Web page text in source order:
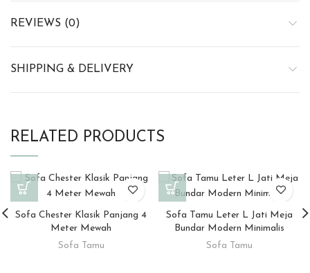
REVIEWS (0)
SHIPPING & DELIVERY
RELATED PRODUCTS
Sofa Chester Klasik Panjang 4
Meter Mewah
Sofa Tamu
Sofa Tamu Leter L Jati Meja
Bundar Modern Minimalis
Sofa Tamu